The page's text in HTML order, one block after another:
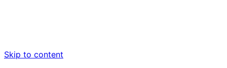
Skip to content